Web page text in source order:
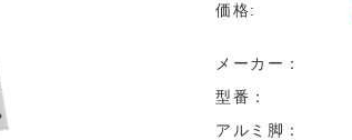
価格:
メーカー：
型番：
アルミ脚：